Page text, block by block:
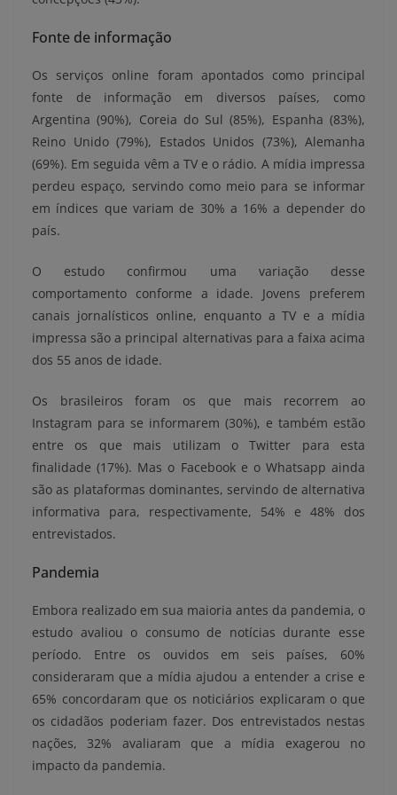
Fonte de informação
Os serviços online foram apontados como principal
fonte de informação em diversos países, como
Argentina (90%), Coreia do Sul (85%), Espanha (83%),
Reino Unido (79%), Estados Unidos (73%), Alemanha
(69%). Em seguida vêm a TV e o rádio. A mídia impressa
perdeu espaço, servindo como meio para se informar
em índices que variam de 30% a 16% a depender do
país.
O estudo confirmou uma variação desse
comportamento conforme a idade. Jovens preferem
canais jornalísticos online, enquanto a TV e a mídia
impressa são a principal alternativas para a faixa acima
dos 55 anos de idade.
Os brasileiros foram os que mais recorrem ao
Instagram para se informarem (30%), e também estão
entre os que mais utilizam o Twitter para esta
finalidade (17%). Mas o Facebook e o Whatsapp ainda
são as plataformas dominantes, servindo de alternativa
informativa para, respectivamente, 54% e 48% dos
entrevistados.
Pandemia
Embora realizado em sua maioria antes da pandemia, o
estudo avaliou o consumo de notícias durante esse
período. Entre os ouvidos em seis países, 60%
consideraram que a mídia ajudou a entender a crise e
65% concordaram que os noticiários explicaram o que
os cidadãos poderiam fazer. Dos entrevistados nestas
nações, 32% avaliaram que a mídia exagerou no
impacto da pandemia.